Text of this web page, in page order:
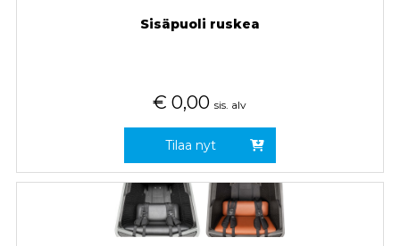
Sisäpuoli ruskea
€ 0,00 sis. alv
Tilaa nyt